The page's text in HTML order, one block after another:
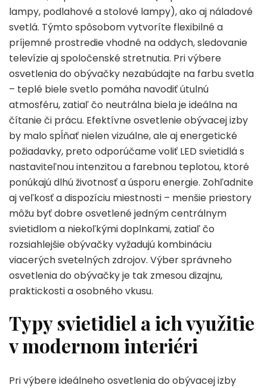
lampy, podlahové a stolové lampy), ako aj náladové
svetlá. Týmto spôsobom vytvoríte flexibilné a
príjemné prostredie vhodné na oddych, sledovanie
televízie aj spoločenské stretnutia. Pri výbere
osvetlenia do obývačky nezabúdajte na farbu svetla
– teplé biele svetlo pomáha navodiť útulnú
atmosféru, zatiaľ čo neutrálna biela je ideálna na
čítanie či prácu. Efektívne osvetlenie obývacej izby
by malo spĺňať nielen vizuálne, ale aj energetické
požiadavky, preto odporúčame voliť LED svietidlá s
nastaviteľnou intenzitou a farebnou teplotou, ktoré
ponúkajú dlhú životnosť a úsporu energie. Zohľadnite
aj veľkosť a dispozíciu miestnosti – menšie priestory
môžu byť dobre osvetlené jedným centrálnym
svietidlom a niekoľkými doplnkami, zatiaľ čo
rozsiahlejšie obývačky vyžadujú kombináciu
viacerých svetelných zdrojov. Výber správneho
osvetlenia do obývačky je tak zmesou dizajnu,
praktickosti a osobného vkusu.
Typy svietidiel a ich využitie
v modernom interiéri
Pri výbere ideálneho osvetlenia do obývacej izby